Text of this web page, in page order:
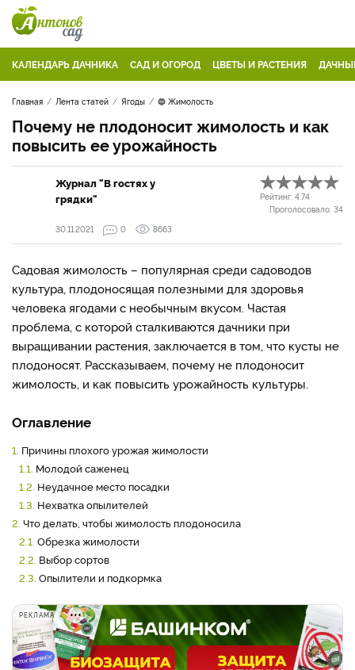
КАЛЕНДАРЬ ДАЧНИКА САД И ОГОРОД ЦВЕТЫ И РАСТЕНИЯ
Главная Лента статей Ягоды 🔵 Жимолость
Почему не плодоносит жимолость и как
повысить ее урожайность
Журнал "В гостях у
грядки"
Рейтинг: 4.74
Проголосовало: 34
30.11.2021
0 8663
Садовая жимолость – популярная среди садоводов
культура, плодоносящая полезными для здоровья
человека ягодами с необычным вкусом. Частая
проблема, с которой сталкиваются дачники при
выращивании растения, заключается в том, что кусты не
плодоносят. Рассказываем, почему не плодоносит
жимолость, и как повысить урожайность культуры.
Оглавление
1. Причины плохого урожая жимолости
1.1. Молодой саженец
1.2. Неудачное место посадки
1.3. Нехватка опылителей
2. Что делать, чтобы жимолость плодоносила
2.1. Обрезка жимолости
2.2. Выбор сортов
2.3. Опылители и подкормка
РЕКЛАМА